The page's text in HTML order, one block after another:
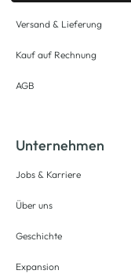
Versand & Lieferung
Kauf auf Rechnung
AGB
Unternehmen
Jobs & Karriere
Über uns
Geschichte
Expansion